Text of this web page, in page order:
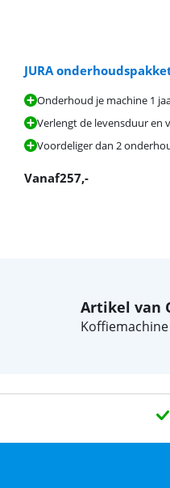
JURA
Onderhoud je machine 1
Verlengt de levensduur en
Voordeliger dan 2
Vanaf257,-
Artikel van